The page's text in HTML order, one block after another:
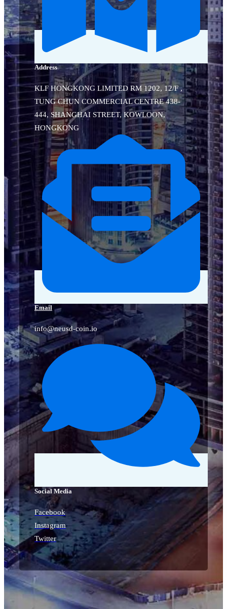
Address
KLF HONGKONG LIMITED RM 1202, 12/F ,
TUNG CHUN COMMERCIAL CENTRE 438-
444, SHANGHAI STREET, KOWLOON,
HONGKONG
Email
info@neusd-coin.io
Social Media
Facebook
Instagram
Twitter